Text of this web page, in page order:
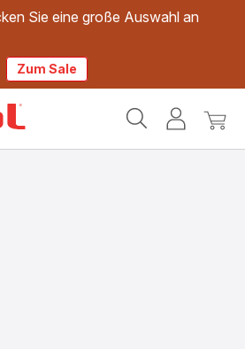
Sie eine große Auswahl an
Zum Sale
Mein
Mein